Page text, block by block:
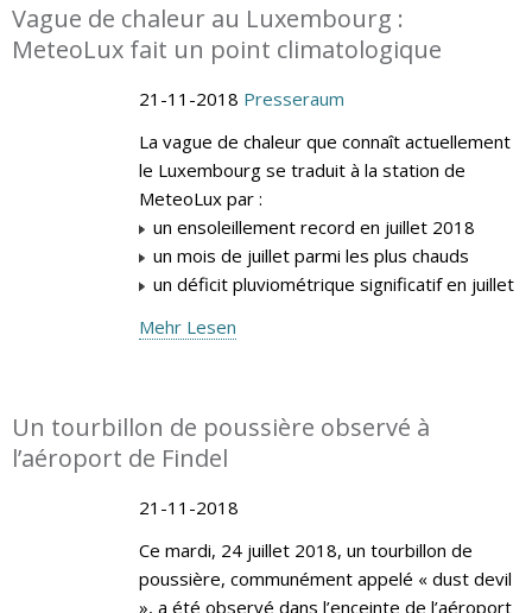
Vague de chaleur au Luxembourg :
MeteoLux fait un point climatologique
21-11-2018 Presseraum
La vague de chaleur que connaît actuellement
le Luxembourg se traduit à la station de
MeteoLux par :
un ensoleillement record en juillet 2018
un mois de juillet parmi les plus chauds
un déficit pluviométrique significatif en juillet
Mehr Lesen
Un tourbillon de poussière observé à
l’aéroport de Findel
21-11-2018
Ce mardi, 24 juillet 2018, un tourbillon de
poussière, communément appelé « dust devil
», a été observé dans l’enceinte de l’aéroport